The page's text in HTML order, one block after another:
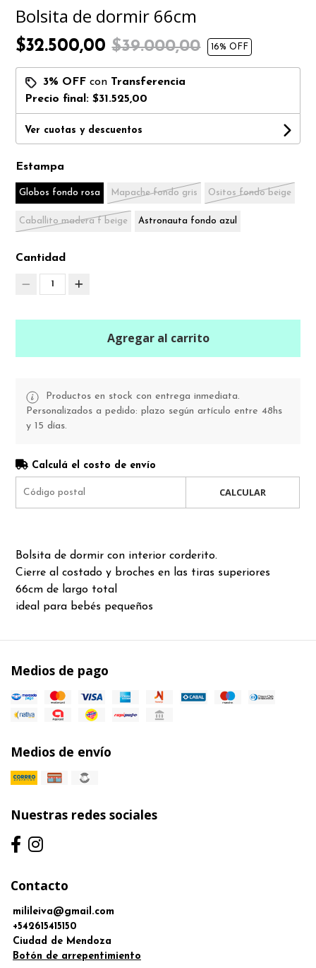
Bolsita de dormir 66cm
$32.500,00$39.000,00 16% OFF
3% OFF con Transferencia
Precio final:$31.525,00
Ver cuotas y descuentos
Estampa
Globos fondo rosa Mapache fondo gris Ositos fondo beige
Caballito madera f beige Astronauta fondo azul
Cantidad
1
Agregar al carrito
Productos en stock con entrega inmediata.
Personalizados a pedido: plazo según artículo entre 48hs
y 15 días.
Calculá el costo de envío
CALCULAR
Bolsita de dormir con interior corderito.
Cierre al costado y broches en las tiras superiores
66cm de largo total
ideal para bebés pequeños
Medios de pago
Medios de envío
Nuestras redes sociales
Contacto
milileiva@gmail.com
+542615415150
Ciudad de Mendoza
Botón de arrepentimiento